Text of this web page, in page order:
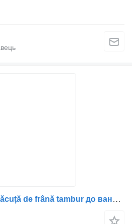
Гальмівна колодка Plăcuță de frână tambur до вантажівки Volvo 1586761 8365308